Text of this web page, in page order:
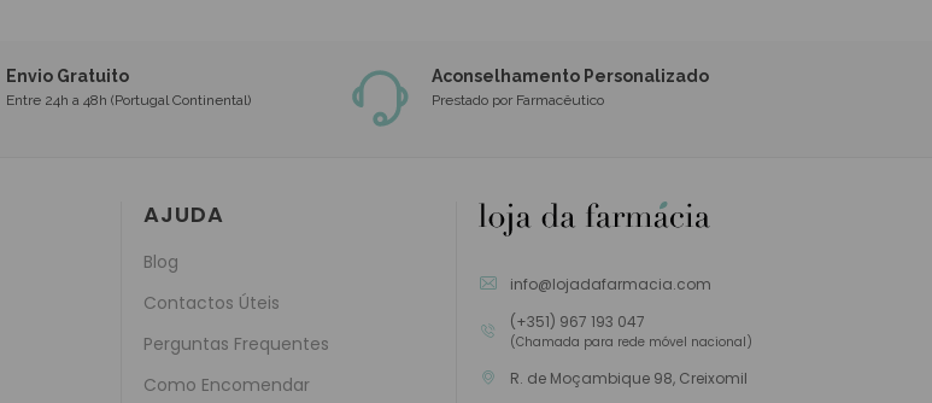
Envio Gratuito
Entre 24h a 48h (Portugal Continental)
Aconselhamento Personalizado
Prestado por Farmacêutico
AJUDA
Blog
Contactos Úteis
Perguntas Frequentes
Como Encomendar
info@lojadafarmacia.com
(+351) 967 193 047
(Chamada para rede móvel nacional)
R. de Moçambique 98, Creixomil